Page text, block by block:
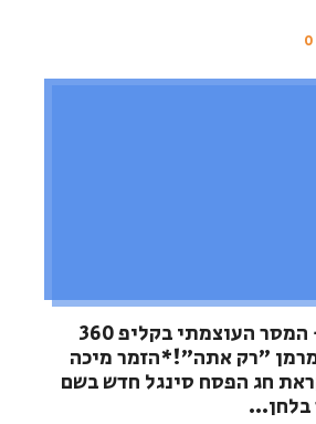
0
*אחדות ושלום - המסר העוצמתי בקליפ 360
״רק אתה״!*הזמר מיכה
חג הפסח סינגל חדש בשם